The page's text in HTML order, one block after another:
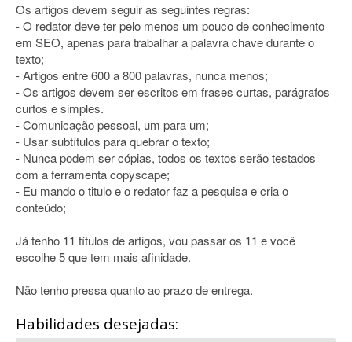
Os artigos devem seguir as seguintes regras:
- O redator deve ter pelo menos um pouco de conhecimento
em SEO, apenas para trabalhar a palavra chave durante o
texto;
- Artigos entre 600 a 800 palavras, nunca menos;
- Os artigos devem ser escritos em frases curtas, parágrafos
curtos e simples.
- Comunicação pessoal, um para um;
- Usar subtítulos para quebrar o texto;
- Nunca podem ser cópias, todos os textos serão testados
com a ferramenta copyscape;
- Eu mando o titulo e o redator faz a pesquisa e cria o
conteúdo;
Já tenho 11 títulos de artigos, vou passar os 11 e você
escolhe 5 que tem mais afinidade.
Não tenho pressa quanto ao prazo de entrega.
Habilidades desejadas: